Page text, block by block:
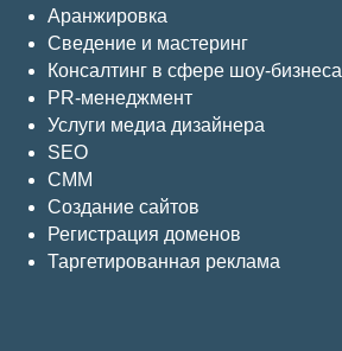
Аранжировка
Сведение и мастеринг
Консалтинг в сфере шоу-бизнеса
PR-менеджмент
Услуги медиа дизайнера
SEO
СММ
Создание сайтов
Регистрация доменов
Таргетированная реклама